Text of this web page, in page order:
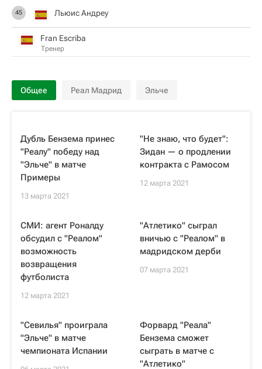
45 Льюис Андреу
Fran Escriba
Тренер
Общее Реал Мадрид Эльче
Дубль Бензема принес
"Реалу" победу над
"Эльче" в матче
Примеры
13 марта 2021
"Не знаю, что будет":
Зидан — о продлении
контракта с Рамосом
12 марта 2021
СМИ: агент Роналду
обсудил с "Реалом"
возможность
возвращения
футболиста
12 марта 2021
"Атлетико" сыграл
вничью с "Реалом" в
мадридском дерби
07 марта 2021
"Севилья" проиграла
"Эльче" в матче
чемпионата Испании
Форвард "Реала"
Бензема сможет
сыграть в матче с
"Атлетико"